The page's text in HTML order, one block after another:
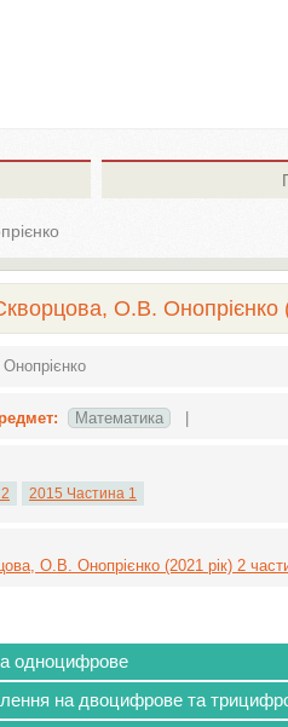
О.В. Онопрієнко
Математика
2015 Частина 1
О.В. Онопрієнко (2021 рік) 2
одноцифрове
на двоцифрове та